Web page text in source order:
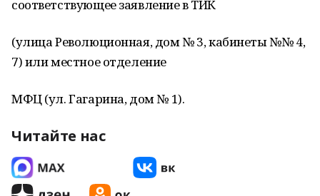
соответствующее заявление в ТИК
(улица Революционная, дом № 3, кабинеты №№ 4,
7) или местное отделение
МФЦ (ул. Гагарина, дом № 1).
Читайте нас